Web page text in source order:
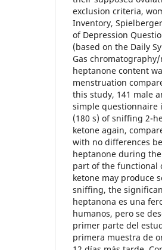
exclusion criteria,
Inventory,
of Depression
(based on the Daily
Gas
heptanone content
menstruation
this study, 141 male
simple questionnaire
(180 s) of sniffing 2-
ketone again,
with no differences
heptanone during
part of the functional
ketone may produce
sniffing, the
heptanona es una
humanos, pero se
primer parte del
primera muestra de